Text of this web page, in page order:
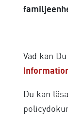
Vad kan
Du kan